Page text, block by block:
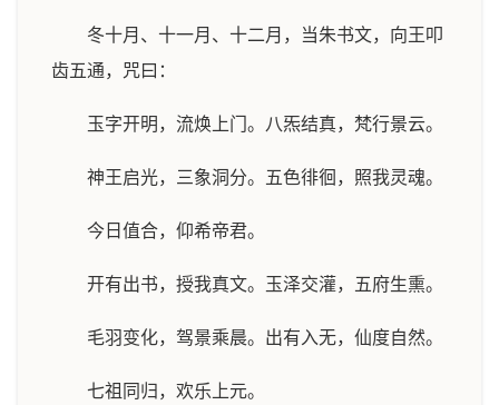
冬十月、十一月、十二月，当朱书文，向王叩
齿五通，咒曰：
玉字开明，流焕上门。八炁结真，梵行景云。
神王启光，三象洞分。五色徘徊，照我灵魂。
今日值合，仰希帝君。
开有出书，授我真文。玉泽交灌，五府生熏。
毛羽变化，驾景乘晨。出有入无，仙度自然。
七祖同归，欢乐上元。